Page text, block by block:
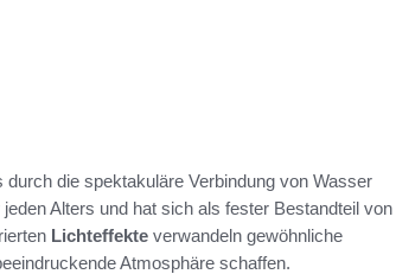
die spektakuläre Verbindung von Wasser
Alters und hat sich als fester Bestandteil von
Lichteffekte verwandeln gewöhnliche
Atmosphäre schaffen.